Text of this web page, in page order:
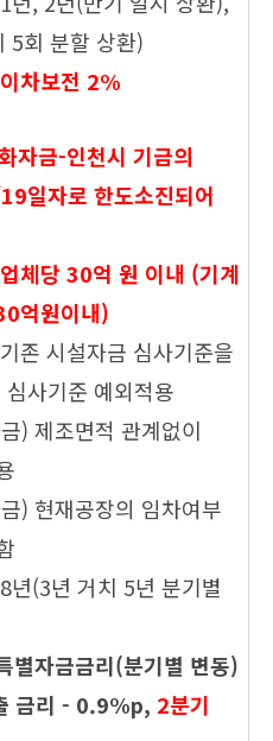
5회 분할 상환)
이차보전 2%
자금-인천시 기금의
일자로 한도소진되어
업체당 30억 원 이내 (기계
억원이내)
존 시설자금 심사기준을
사기준 예외적용
) 제조면적 관계없이
) 현재공장의 임차여부
(3년 거치 5년 분기별
별자금금리(분기별 변동)
금리 - 0.9%p, 2분기